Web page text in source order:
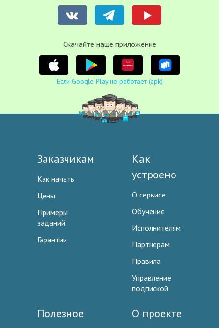
Cкачайте наше приложение
Если Google Play не работает (apk)
Заказчикам
Как начать
Цены
Примеры
заданий
Гарантии
Как
устроено
О сервисе
Обучение
Исполнителям
Партнерам
Правила
Управление
подпиской
Полезное О проекте